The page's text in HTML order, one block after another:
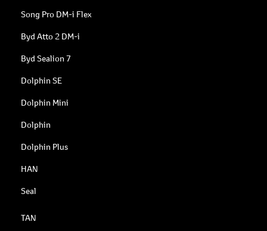
Song Pro DM-i Flex
Byd Atto 2 DM-i
Byd Sealion 7
Dolphin SE
Dolphin Mini
Dolphin
Dolphin Plus
HAN
Seal
TAN